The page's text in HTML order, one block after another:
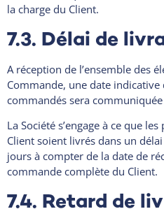
la charge du Client.
7.3. Délai de
A réception de l’ensemble des
Commande, une date
commandés sera
La Société s’engage à ce que
Client soient livrés dans un
jours à compter de la date de
commande complète du Client.
7.4. Retard de